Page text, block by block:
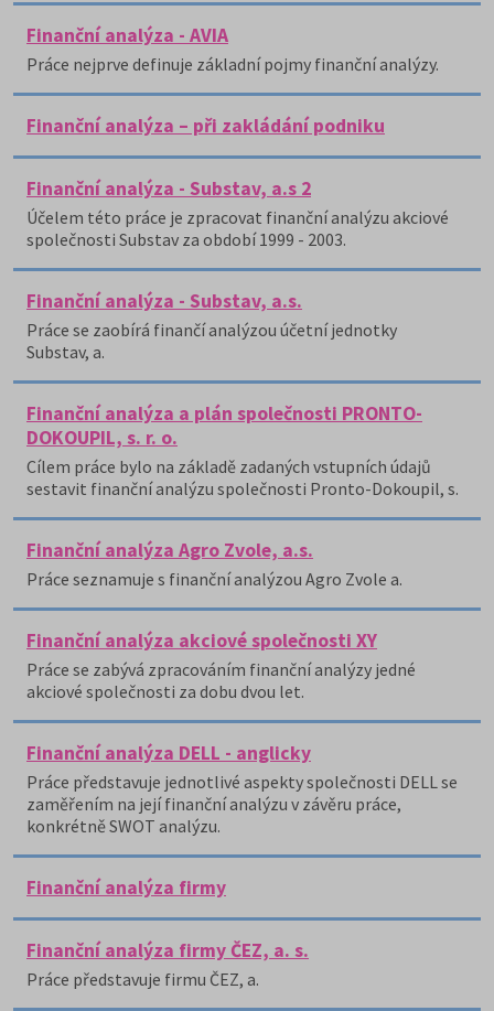
Finanční analýza - AVIA
Práce nejprve definuje základní pojmy finanční analýzy.
Finanční analýza – při zakládání podniku
Finanční analýza - Substav, a.s 2
Účelem této práce je zpracovat finanční analýzu akciové
společnosti Substav za období 1999 - 2003.
Finanční analýza - Substav, a.s.
Práce se zaobírá finančí analýzou účetní jednotky
Substav, a.
Finanční analýza a plán společnosti PRONTO-
DOKOUPIL, s. r. o.
Cílem práce bylo na základě zadaných vstupních údajů
sestavit finanční analýzu společnosti Pronto-Dokoupil, s.
Finanční analýza Agro Zvole, a.s.
Práce seznamuje s finanční analýzou Agro Zvole a.
Finanční analýza akciové společnosti XY
Práce se zabývá zpracováním finanční analýzy jedné
akciové společnosti za dobu dvou let.
Finanční analýza DELL - anglicky
Práce představuje jednotlivé aspekty společnosti DELL se
zaměřením na její finanční analýzu v závěru práce,
konkrétně SWOT analýzu.
Finanční analýza firmy
Finanční analýza firmy ČEZ, a. s.
Práce představuje firmu ČEZ, a.